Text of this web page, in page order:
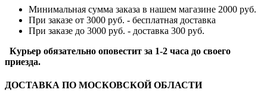
Минимальная сумма заказа в нашем магазине 2000 руб.
При заказе от 3000 руб. - бесплатная доставка
При заказе до 3000 руб. - доставка 300 руб.
Курьер обязательно оповестит за 1-2 часа до своего
приезда.
ДОСТАВКА ПО МОСКОВСКОЙ ОБЛАСТИ